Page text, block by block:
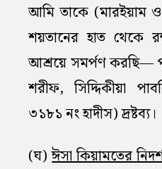
আমি তাকে (মারইয়াম ও
শয়তানের হাত থেকে
আশ্রয়ে সমর্পণ করছি—
শরীফ, সিদ্দিকীয়া
৩১৮১ নং হাদীস) দ্রষ্টব্য।
(ঘ)ঈসা কিয়ামতের